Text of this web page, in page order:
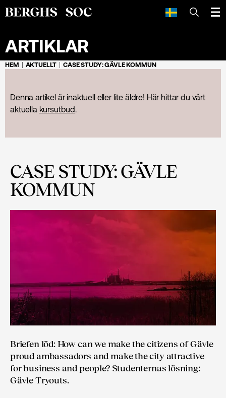
SÖK
ARTIKLAR
HEM AKTUELLT CASE STUDY: GÄVLE KOMMUN
Denna artikel är inaktuell eller lite äldre! Här hittar du vårt
aktuella kursutbud.
CASE STUDY: GÄVLE
KOMMUN
Briefen löd: How can we make the citizens of Gävle
proud ambassadors and make the city attractive
for business and people? Studenternas lösning:
Gävle Tryouts.